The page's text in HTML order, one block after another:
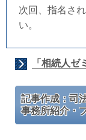
次回、指名さ
い。
「相続人ゼ
記事作成：司
事務所紹介・